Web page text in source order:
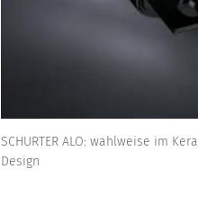
SCHURTER ALO: wahlweise im
Design